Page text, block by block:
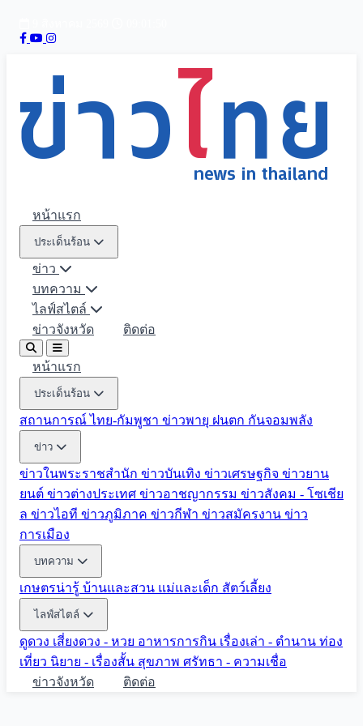
หน้าแรก
ประเด็นร้อน
ข่าว
บทความ
ไลฟ์สไตล์
ข่าวจังหวัด
ติดต่อ
หน้าแรก
ประเด็นร้อน
สถานการณ์ ไทย-กัมพูชา ข่าวพายุ ฝนตก กันจอมพลัง
ข่าว
ข่าวในพระราชสำนัก ข่าวบันเทิง ข่าวเศรษฐกิจ ข่าวยาน
ยนต์ ข่าวต่างประเทศ ข่าวอาชญากรรม ข่าวสังคม - โซเชีย
ล ข่าวไอที ข่าวภูมิภาค ข่าวกีฬา ข่าวสมัครงาน ข่าว
การเมือง
บทความ
เกษตรน่ารู้ บ้านและสวน แม่และเด็ก สัตว์เลี้ยง
ไลฟ์สไตล์
ดูดวง เสี่ยงดวง - หวย อาหารการกิน เรื่องเล่า - ตำนาน ท่อง
เที่ยว นิยาย - เรื่องสั้น สุขภาพ ศรัทธา - ความเชื่อ
ข่าวจังหวัด
ติดต่อ